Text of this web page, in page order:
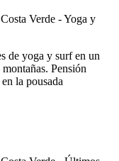
de yoga y surf en un
Pensión
la pousada